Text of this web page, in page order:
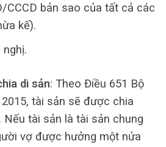
CCCD bản sao của tất cả các
kế).
di sản: Theo Điều 651 Bộ
tài sản sẽ được chia
Nếu tài sản là tài sản chung
vợ được hưởng một nửa